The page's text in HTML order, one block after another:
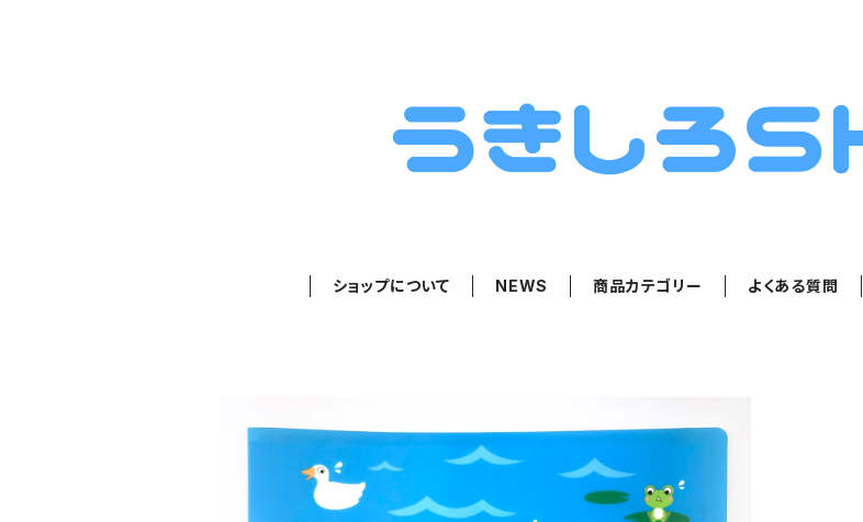
ショップについて NEWS 商品カテゴリー よくある質問